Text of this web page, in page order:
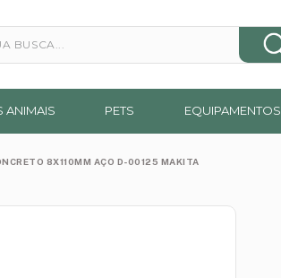
ANIMAIS PETS EQUIPAMENTOS
8X110MM AÇO D-00125 MAKITA